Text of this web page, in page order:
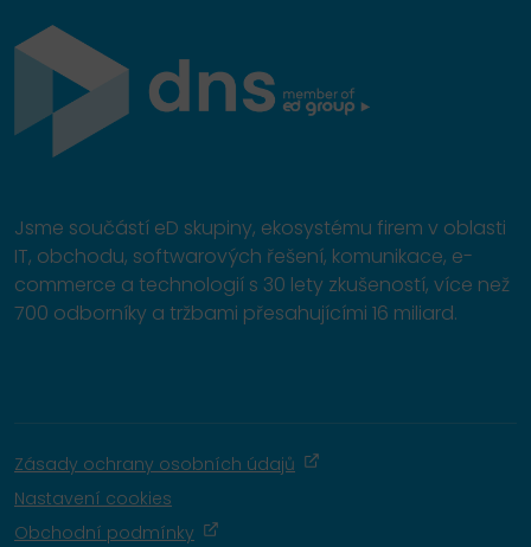
Jsme součástí eD skupiny, ekosystému firem v oblasti
IT, obchodu, softwarových řešení, komunikace, e-
commerce a technologií s 30 lety zkušeností, více než
700 odborníky a tržbami přesahujícími 16 miliard.
Zásady ochrany osobních údajů
Nastavení cookies
Obchodní podmínky